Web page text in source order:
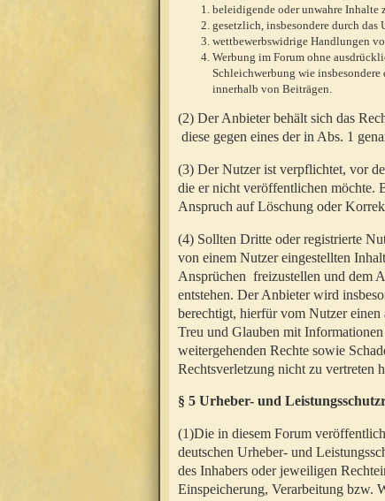
beleidigende oder unwahre Inhalte
gesetzlich, insbesondere durch
wettbewerbswidrige Handlungen
Werbung im Forum ohne
Schleichwerbung wie
innerhalb von Beiträgen.
(2) Der Anbieter behält sich das
diese gegen eines der in Abs. 1
(3) Der Nutzer ist verpflichtet, vor
die er nicht veröffentlichen möchte.
Anspruch auf Löschung oder
(4) Sollten Dritte oder registrierte
von einem Nutzer eingestellten
Ansprüchen freizustellen und dem
entstehen. Der Anbieter wird
berechtigt, hierfür vom Nutzer einen
Treu und Glauben mit
weitergehenden Rechte sowie
Rechtsverletzung nicht zu vertreten
§ 5 Urheber- und
(1)Die in diesem Forum
deutschen Urheber- und
des Inhabers oder jeweiligen
Einspeicherung, Verarbeitung bzw.